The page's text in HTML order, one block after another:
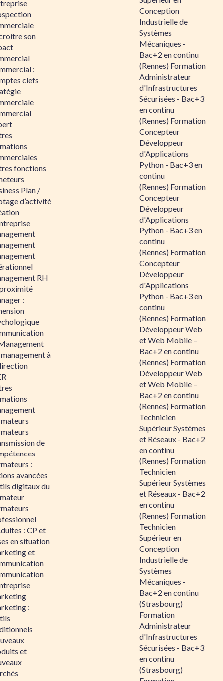
son
:
clefs
fonctions
Plan /
d’activité
RH
:
à
de
:
avancées
digitaux du
: CP et
en situation
et
:
et
Conception
Industrielle de
Systèmes
Mécaniques -
Bac+2 en continu
(Rennes) Formation
Administrateur
d'Infrastructures
Sécurisées - Bac+3
en continu
(Rennes) Formation
Concepteur
Développeur
d'Applications
Python - Bac+3 en
continu
(Rennes) Formation
Concepteur
Développeur
d'Applications
Python - Bac+3 en
continu
(Rennes) Formation
Concepteur
Développeur
d'Applications
Python - Bac+3 en
continu
(Rennes) Formation
Développeur Web
et Web Mobile –
Bac+2 en continu
(Rennes) Formation
Développeur Web
et Web Mobile –
Bac+2 en continu
(Rennes) Formation
Technicien
Supérieur Systèmes
et Réseaux - Bac+2
en continu
(Rennes) Formation
Technicien
Supérieur Systèmes
et Réseaux - Bac+2
en continu
(Rennes) Formation
Technicien
Supérieur en
Conception
Industrielle de
Systèmes
Mécaniques -
Bac+2 en continu
(Strasbourg)
Formation
Administrateur
d'Infrastructures
Sécurisées - Bac+3
en continu
(Strasbourg)